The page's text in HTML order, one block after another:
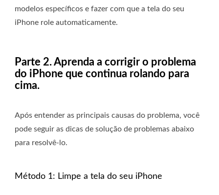
modelos específicos e fazer com que a tela do seu
iPhone role automaticamente.
Parte 2. Aprenda a corrigir o problema
do iPhone que continua rolando para
cima.
Após entender as principais causas do problema, você
pode seguir as dicas de solução de problemas abaixo
para resolvê-lo.
Método 1: Limpe a tela do seu iPhone